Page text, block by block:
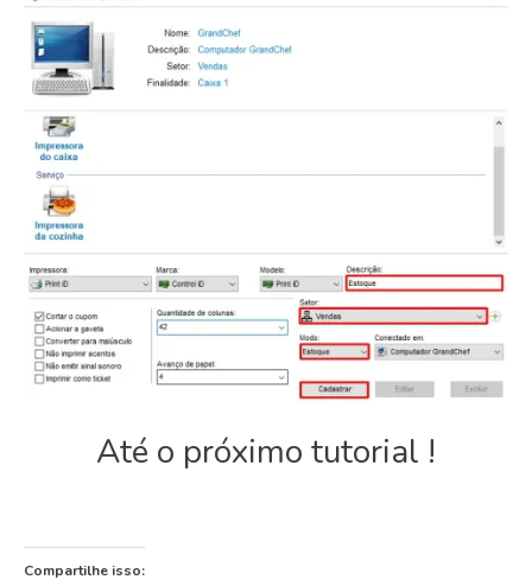
Até o próximo tutorial !
Compartilhe isso: